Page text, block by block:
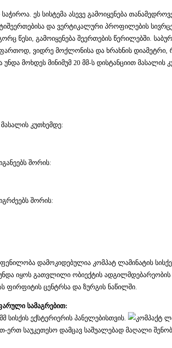
ეს სისტემა ასევე გამოიყენება
შეერთებისა და ვერტიკალური პროფილების
წესი, გამოიყენება შეერთების წერილებში.
ვიდრე მოქლონისა და ხრახნის დიამეტრი,
მოხდეს მინიმუმ 20 მმ-ს დისტანციით მასალის
კუთხემდე:
შორის:
შორის:
დამოკიდებულია კომპატ ლამინატის
იყოს გათვლილი ობიექტის
ფირფიტის ცენტრსა და ზურგის ნაწილში.
სამაგრებით:
სისქის ექსტერიერის პანელებისთვის.
ერთ საუკეთესო დამცავ საშუალებად მაღალი